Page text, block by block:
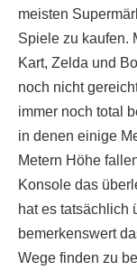
meisten
Spiele zu kaufen.
Kart, Zelda und
noch nicht
immer noch total
in denen einige
Metern Höhe
Konsole das
hat es tatsächlich
bemerkenswert
Wege finden zu